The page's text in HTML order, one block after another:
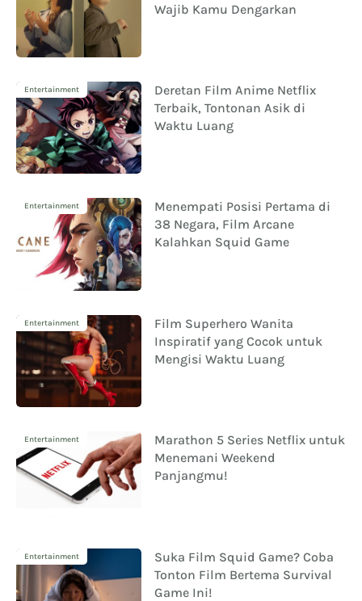
Wajib Kamu Dengarkan
Entertainment
Deretan Film Anime Netflix
Terbaik, Tontonan Asik di
Waktu Luang
Entertainment
Menempati Posisi Pertama di
38 Negara, Film Arcane
Kalahkan Squid Game
Entertainment
Film Superhero Wanita
Inspiratif yang Cocok untuk
Mengisi Waktu Luang
Entertainment
Marathon 5 Series Netflix untuk
Menemani Weekend
Panjangmu!
Entertainment
Suka Film Squid Game? Coba
Tonton Film Bertema Survival
Game Ini!